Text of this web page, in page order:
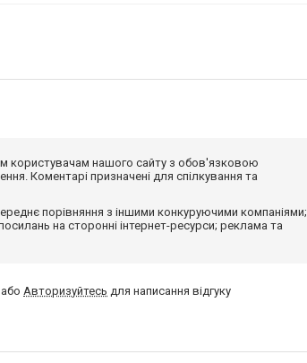
користувачам нашого сайту з обов'язковою
Коментарі призначені для спілкування та
порівняння з іншими конкуруючими компаніями;
на сторонні інтернет-ресурси; реклама та
абоАвторизуйтесь для написання відгуку